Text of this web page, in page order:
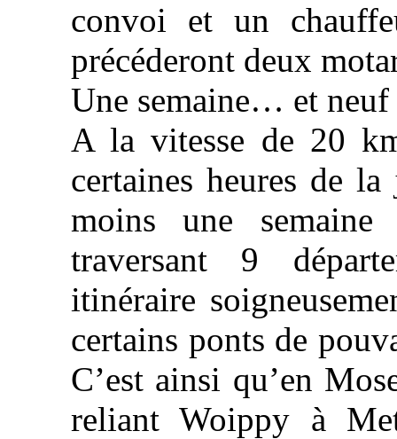
convoi et un
précéderont deux
Une semaine… et neuf
A la vitesse de 20
certaines heures de
moins une
traversant 9
itinéraire
certains ponts de
C’est ainsi qu’en
reliant Woippy à